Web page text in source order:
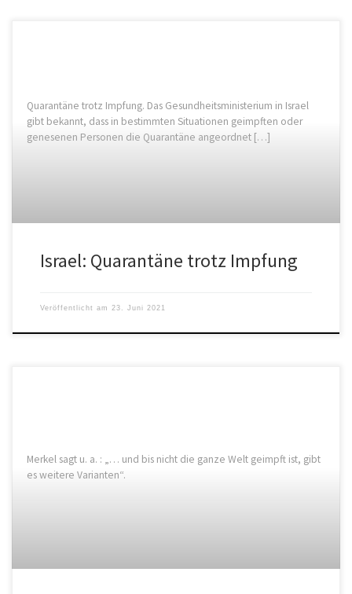
Quarantäne trotz Impfung. Das Gesundheitsministerium in Israel
gibt bekannt, dass in bestimmten Situationen geimpften oder
genesenen Personen die Quarantäne angeordnet […]
Israel: Quarantäne trotz Impfung
Veröffentlicht am 23. Juni 2021
Merkel sagt u. a. : „… und bis nicht die ganze Welt geimpft ist, gibt
es weitere Varianten“.